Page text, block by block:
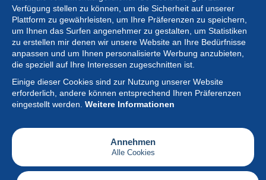
Verfügung stellen zu können, um die Sicherheit auf unserer
Plattform zu gewährleisten, um Ihre Präferenzen zu speichern,
um Ihnen das Surfen angenehmer zu gestalten, um Statistiken
zu erstellen mir denen wir unsere Website an Ihre Bedürfnisse
anpassen und um Ihnen personalisierte Werbung anzubieten,
die speziell auf Ihre Interessen zugeschnitten ist.
Einige dieser Cookies sind zur Nutzung unserer Website
erforderlich, andere können entsprechend Ihren Präferenzen
eingestellt werden. Weitere Informationen
Annehmen
Alle Cookies
Sammlung
Neuigkeiten
Artikel
Gesellschaft
Serviceleistungen